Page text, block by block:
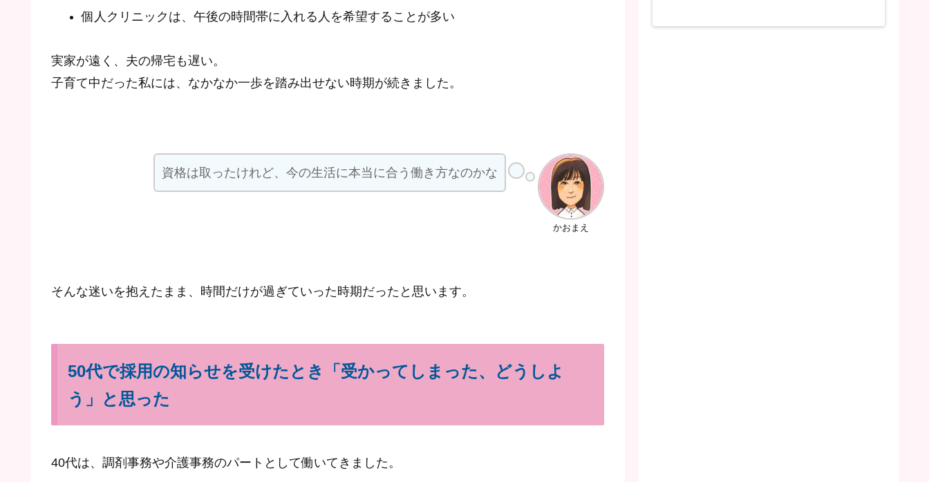
個人クリニックは、午後の時間帯に入れる人を希望することが多い
実家が遠く、夫の帰宅も遅い。
子育て中だった私には、なかなか一歩を踏み出せない時期が続きました。
かおまえ
資格は取ったけれど、今の生活に本当に合う働き方なのかな
そんな迷いを抱えたまま、時間だけが過ぎていった時期だったと思います。
50代で採用の知らせを受けたとき「受かってしまった、どうしよ
う」と思った
40代は、調剤事務や介護事務のパートとして働いてきました。